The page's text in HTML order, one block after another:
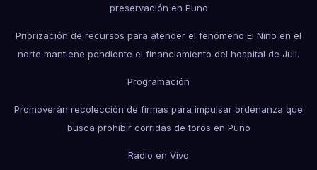
preservación en Puno
Priorización de recursos para atender el fenómeno El Niño en el
norte mantiene pendiente el financiamiento del hospital de Juli.
Programación
Promoverán recolección de firmas para impulsar ordenanza que
busca prohibir corridas de toros en Puno
Radio en Vivo